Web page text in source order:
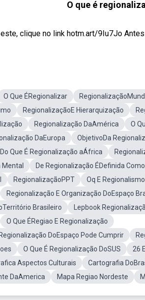
O que é
clique no link hotm.art/9Iu7Jo
O Que ÉRegionalizar
RegionalizaçãoE Hierarquização
Regionalização DaAmérica O
DaEuropa ObjetivoDa
Do Que É Regionalização aÁfrica
De Regionalização ÉDefinida Como
RegionalizaçãoPPT Oq E Regionalismo
Regionalização E Organização DoEspaço
Brasileiro
Lepbook
O Que ÉRegiao E Regionalização
DoEspaço Pode Cumprir
O Que É Regionalização DoSUS 26
Aspectos Culturais
Cartografia
DaAmerica Mapa Regiao Nordeste